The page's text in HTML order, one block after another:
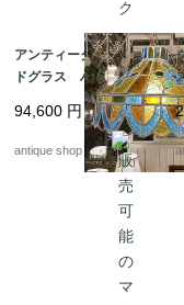
アンティーク ステン
ドグラス ハンギング
94,600 円
antique shop at's